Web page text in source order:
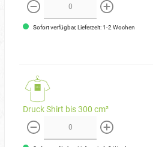
weniger mehr
Sofort verfügbar, Lieferzeit: 1-2 Wochen
Druck Shirt bis 300 cm²
weniger mehr